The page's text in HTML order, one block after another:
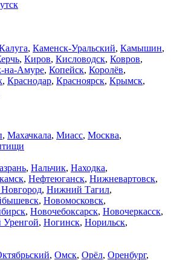
, Каменск-Уральский, Камышин,
, Киров, Кисловодск, Ковров,
на-Амуре, Копейск, Королёв,
, Краснодар, Красноярск, Крымск,
, Махачкала, Миасс, Москва,
, Нальчик, Находка,
, Нефтеюганск, Нижневартовск,
, Нижний Тагил,
, Новомосковск,
, Новочебоксарск, Новочеркасск,
, Ногинск, Норильск,
, Омск, Орёл, Оренбург,